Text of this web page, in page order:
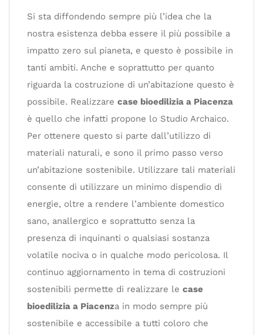
Si sta diffondendo sempre più l’idea che la
nostra esistenza debba essere il più possibile a
impatto zero sul pianeta, e questo è possibile in
tanti ambiti. Anche e soprattutto per quanto
riguarda la costruzione di un’abitazione questo è
possibile. Realizzare case bioedilizia a Piacenza
è quello che infatti propone lo Studio Archaico.
Per ottenere questo si parte dall’utilizzo di
materiali naturali, e sono il primo passo verso
un’abitazione sostenibile. Utilizzare tali materiali
consente di utilizzare un minimo dispendio di
energie, oltre a rendere l’ambiente domestico
sano, anallergico e soprattutto senza la
presenza di inquinanti o qualsiasi sostanza
volatile nociva o in qualche modo pericolosa. Il
continuo aggiornamento in tema di costruzioni
sostenibili permette di realizzare le case
bioedilizia a Piacenza in modo sempre più
sostenibile e accessibile a tutti coloro che